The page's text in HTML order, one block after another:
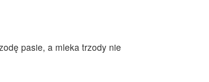
pasie, a mleka trzody nie